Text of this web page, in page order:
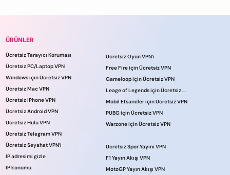
ÜRÜNLER
Ücretsiz Tarayıcı Koruması
Ücretsiz PC/Laptop VPN
Windows için Ücretsiz VPN
Ücretsiz Mac VPN
Ücretsiz IPhone VPN
Ücretsiz Android VPN
Ücretsiz Hulu VPN
Ücretsiz Telegram VPN
Ücretsiz Seyahat VPN’i
IP adresimi gizle
IP konumu
Ücretsiz Oyun VPN’i
Free Fire için Ücretsiz VPN
Gameloop için Ücretsiz VPN
Leage of Legends için Ücretsiz VPN
Mobil Efsaneler için Ücretsiz VPN
PUBG için Ücretsiz VPN
Warzone için Ücretsiz VPN
Ücretsiz Spor Yayını VPN
F1 Yayın Akışı VPN
MotoGP Yayın Akışı VPN